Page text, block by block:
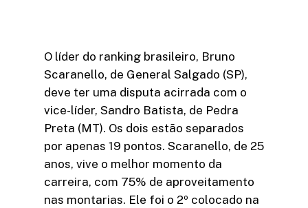
O líder do ranking brasileiro, Bruno
Scaranello, de General Salgado (SP),
deve ter uma disputa acirrada com o
vice-líder, Sandro Batista, de Pedra
Preta (MT). Os dois estão separados
por apenas 19 pontos. Scaranello, de 25
anos, vive o melhor momento da
carreira, com 75% de aproveitamento
nas montarias. Ele foi o 2º colocado na